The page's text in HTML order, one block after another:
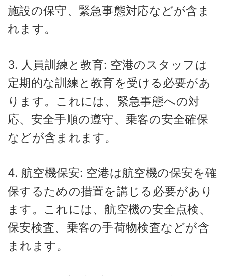
施設の保守、緊急事態対応などが含ま
れます。
3. 人員訓練と教育: 空港のスタッフは
定期的な訓練と教育を受ける必要があ
ります。これには、緊急事態への対
応、安全手順の遵守、乗客の安全確保
などが含まれます。
4. 航空機保安: 空港は航空機の保安を確
保するための措置を講じる必要があり
ます。これには、航空機の安全点検、
保安検査、乗客の手荷物検査などが含
まれます。